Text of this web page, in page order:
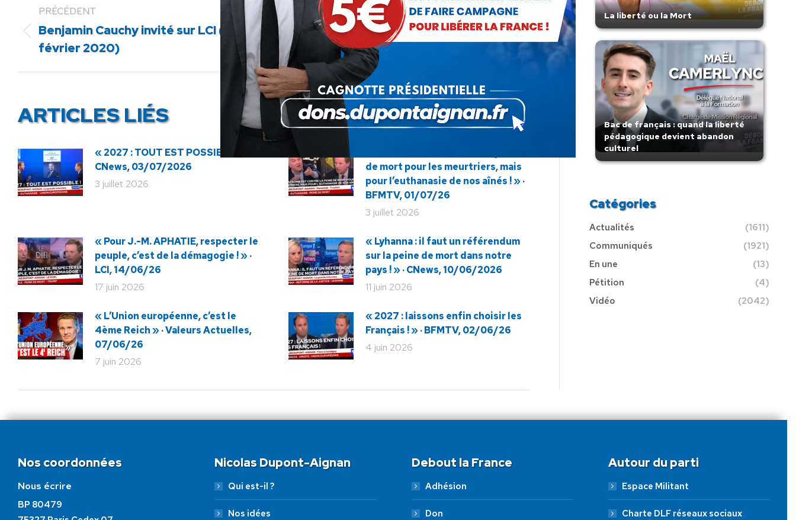
PRÉCÉDENT
Article
précédent
Benjamin Cauchy invité sur LCI (27
février 2020)
SUIVANT
Article
suivant
:
En France, les djihadistes restent
impunis !
ARTICLES LIÉS
« 2027 : TOUT EST POSSIBLE ! » ·
CNews, 03/07/2026
3 juillet 2026
de mort pour les meurtriers, mais
pour l’euthanasie de nos aînés ! » ·
BFMTV, 01/07/26
3 juillet 2026
« Pour J.-M. APHATIE, respecter le
peuple, c’est de la démagogie ! » ·
LCI, 14/06/26
17 juin 2026
« Lyhanna : il faut un référendum
sur la peine de mort dans notre
pays ! » · CNews, 10/06/2026
11 juin 2026
« L’Union européenne, c’est le
4ème Reich » · Valeurs Actuelles,
07/06/26
7 juin 2026
« 2027 : laissons enfin choisir les
Français ! » · BFMTV, 02/06/26
4 juin 2026
La liberté ou la Mort
Bac de français : quand la liberté
pédagogique devient abandon
culturel
Catégories
Actualités
(1611)
Communiqués
(1921)
En une
(13)
Pétition
(4)
Vidéo
(2042)
Nos coordonnées
Nous écrire
BP 80479
Nicolas Dupont-Aignan
Qui est-il ?
Nos idées
Debout la France
Adhésion
Don
Autour du parti
Espace Militant
Charte DLF réseaux sociaux